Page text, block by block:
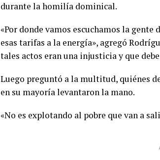
durante la homilía dominical.
«Por donde vamos escuchamos la
esas tarifas a la energía», agregó
tales actos eran una injusticia y que
Luego preguntó a la multitud, quiénes
en su mayoría levantaron la mano.
«No es explotando al pobre que van a